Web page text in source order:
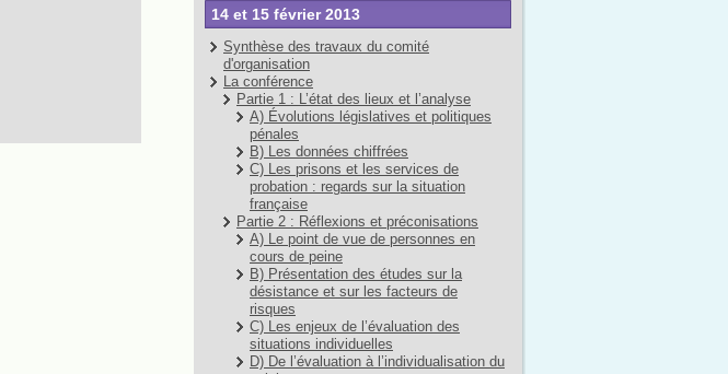
14 et 15 février 2013
Synthèse des travaux du comité
d'organisation
La conférence
Partie 1 : L’état des lieux et l’analyse
A) Évolutions législatives et politiques
pénales
B) Les données chiffrées
C) Les prisons et les services de
probation : regards sur la situation
française
Partie 2 : Réflexions et préconisations
A) Le point de vue de personnes en
cours de peine
B) Présentation des études sur la
désistance et sur les facteurs de
risques
C) Les enjeux de l’évaluation des
situations individuelles
D) De l’évaluation à l’individualisation du